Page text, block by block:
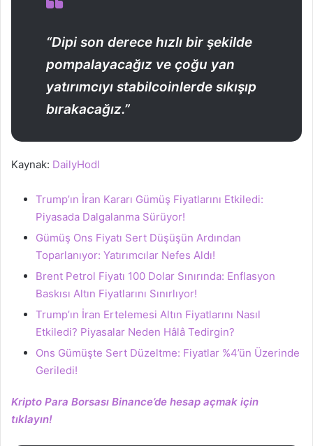
“Dipi son derece hızlı bir şekilde
pompalayacağız ve çoğu yan
yatırımcıyı stabilcoinlerde sıkışıp
bırakacağız.”
Kaynak: DailyHodl
Trump’ın İran Kararı Gümüş Fiyatlarını Etkiledi:
Piyasada Dalgalanma Sürüyor!
Gümüş Ons Fiyatı Sert Düşüşün Ardından
Toparlanıyor: Yatırımcılar Nefes Aldı!
Brent Petrol Fiyatı 100 Dolar Sınırında: Enflasyon
Baskısı Altın Fiyatlarını Sınırlıyor!
Trump’ın İran Ertelemesi Altın Fiyatlarını Nasıl
Etkiledi? Piyasalar Neden Hâlâ Tedirgin?
Ons Gümüşte Sert Düzeltme: Fiyatlar %4’ün Üzerinde
Geriledi!
Kripto Para Borsası Binance’de hesap açmak için
tıklayın!